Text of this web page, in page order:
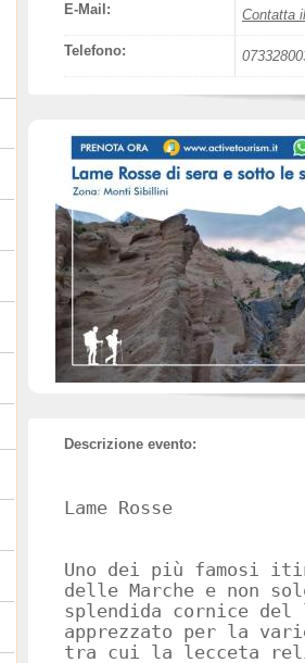
E-Mail: Contatta
Telefono:
Descrizione evento:
Lame Rosse
Uno dei più famosi
delle Marche e non
splendida cornice
apprezzato per la
tra cui la lecceta